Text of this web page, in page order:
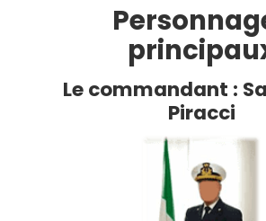
Le commandant :
Piracci